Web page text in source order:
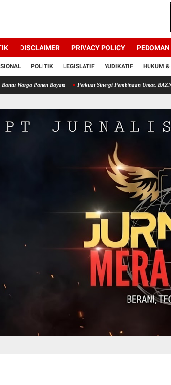
DISCLAIMER PRIVACY POLICY PEDOMAN
POLITIK LEGISLATIF YUDIKATIF HUKUM
Panen Bayam Perkuat Sinergi Pembinaan Umat, BAZNAS Muara